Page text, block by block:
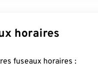
horaires
fuseaux horaires :